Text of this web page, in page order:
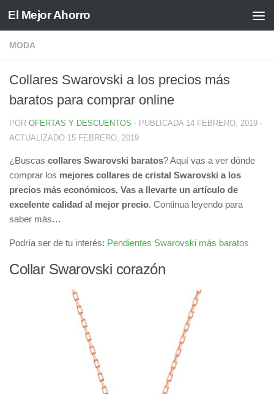
Saltar al contenido
El Mejor Ahorro
MODA
Collares Swarovski a los precios más
baratos para comprar online
POR OFERTAS Y DESCUENTOS · PUBLICADA 14 FEBRERO, 2019 ·
ACTUALIZADO 15 FEBRERO, 2019
¿Buscas collares Swarovski baratos? Aquí vas a ver dónde
comprar los mejores collares de cristal Swarovski a los
precios más económicos. Vas a llevarte un artículo de
excelente calidad al mejor precio. Continua leyendo para
saber más…
Podría ser de tu interés: Pendientes Swarovski más baratos
Collar Swarovski corazón